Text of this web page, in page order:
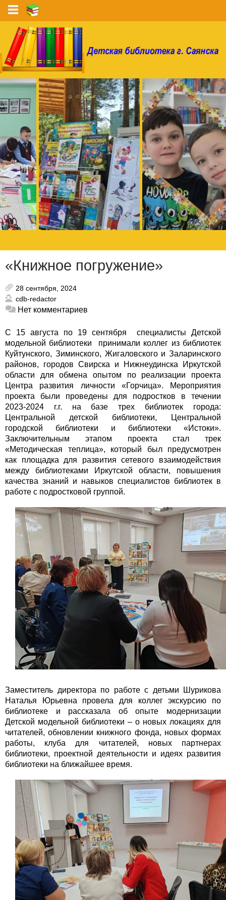
«Книжное погружение»
28 сентября, 2024
cdb-redactor
Нет комментариев
С 15 августа по 19 сентября специалисты Детской
модельной библиотеки принимали коллег из библиотек
Куйтунского, Зиминского, Жигаловского и Заларинского
районов, городов Свирска и Нижнеудинска Иркутской
области для обмена опытом по реализации проекта
Центра развития личности «Горчица». Мероприятия
проекта были проведены для подростков в течении
2023-2024 г.г. на базе трех библиотек города:
Центральной детской библиотеки, Центральной
городской библиотеки и библиотеки «Истоки».
Заключительным этапом проекта стал трек
«Методическая теплица», который был предусмотрен
как площадка для развития сетевого взаимодействия
между библиотеками Иркутской области, повышения
качества знаний и навыков специалистов библиотек в
работе с подростковой группой.
Заместитель директора по работе с детьми Шурикова
Наталья Юрьевна провела для коллег экскурсию по
библиотеке и рассказала об опыте модернизации
Детской модельной библиотеки – о новых локациях для
читателей, обновлении книжного фонда, новых формах
работы, клуба для читателей, новых партнерах
библиотеки, проектной деятельности и идеях развития
библиотеки на ближайшее время.